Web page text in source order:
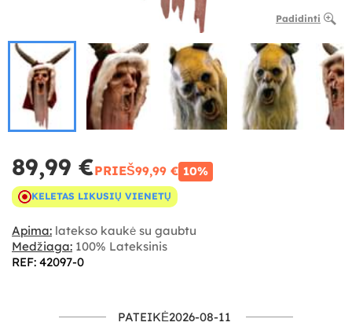
Padidinti
89,99 €PRIEŠ99,99 € 10%
KELETAS LIKUSIŲ VIENETŲ
Apima: latekso kaukė su gaubtu
Medžiaga: 100% Lateksinis
REF: 42097-0
PATEIKĖ2026-08-11